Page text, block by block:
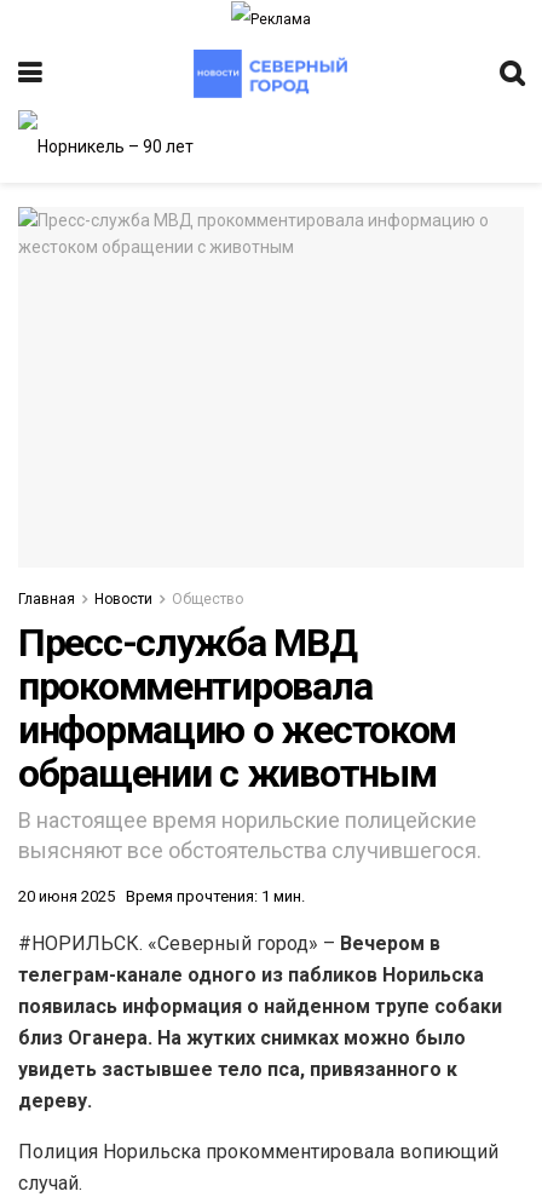
Главная Новости Общество
Пресс-служба МВД
прокомментировала
информацию о жестоком
обращении с животным
В настоящее время норильские полицейские
выясняют все обстоятельства случившегося.
20 июня 2025 Время прочтения: 1 мин.
#НОРИЛЬСК. «Северный город» – Вечером в
телеграм-канале одного из пабликов Норильска
появилась информация о найденном трупе собаки
близ Оганера. На жутких снимках можно было
увидеть застывшее тело пса, привязанного к
дереву.
Полиция Норильска прокомментировала вопиющий
случай.